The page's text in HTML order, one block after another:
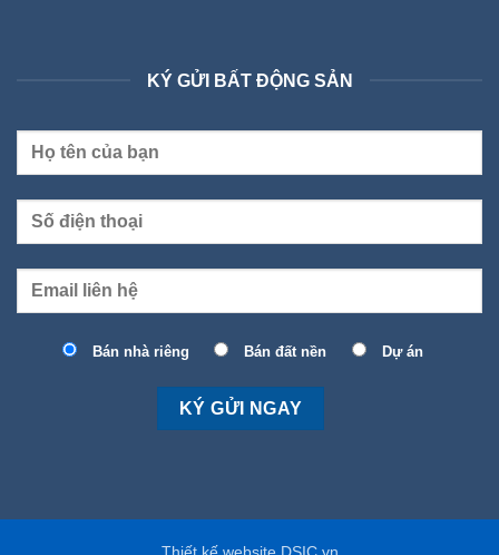
KÝ GỬI BẤT ĐỘNG SẢN
Bán nhà riêng Bán đất nền Dự án
Thiết kế website DSIC.vn